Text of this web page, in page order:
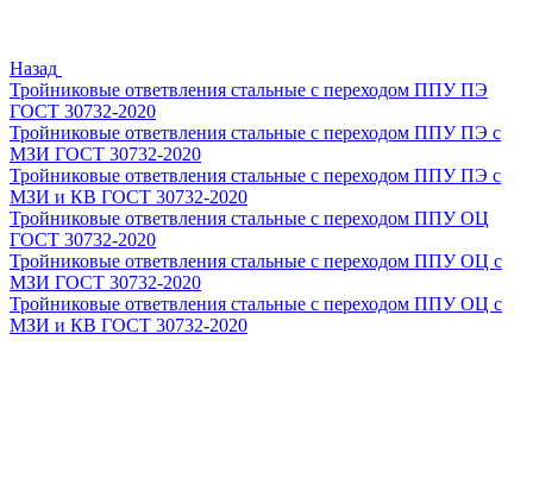
Назад
Тройниковые ответвления стальные с переходом ППУ ПЭ
ГОСТ 30732-2020
Тройниковые ответвления стальные с переходом ППУ ПЭ с
МЗИ ГОСТ 30732-2020
Тройниковые ответвления стальные с переходом ППУ ПЭ с
МЗИ и КВ ГОСТ 30732-2020
Тройниковые ответвления стальные с переходом ППУ ОЦ
ГОСТ 30732-2020
Тройниковые ответвления стальные с переходом ППУ ОЦ с
МЗИ ГОСТ 30732-2020
Тройниковые ответвления стальные с переходом ППУ ОЦ с
МЗИ и КВ ГОСТ 30732-2020